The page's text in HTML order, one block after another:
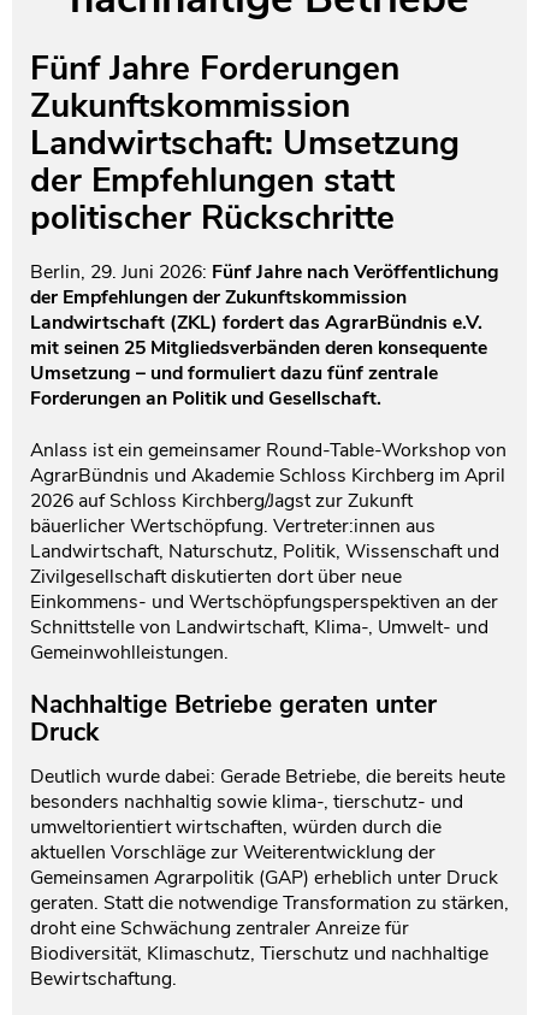
Fünf Jahre Forderungen
Zukunftskommission
Landwirtschaft: Umsetzung
der Empfehlungen statt
politischer Rückschritte
Berlin, 29. Juni 2026: Fünf Jahre nach Veröffentlichung
der Empfehlungen der Zukunftskommission
Landwirtschaft (ZKL) fordert das AgrarBündnis e.V.
mit seinen 25 Mitgliedsverbänden deren konsequente
Umsetzung – und formuliert dazu fünf zentrale
Forderungen an Politik und Gesellschaft.
Anlass ist ein gemeinsamer Round-Table-Workshop von
AgrarBündnis und Akademie Schloss Kirchberg im April
2026 auf Schloss Kirchberg/Jagst zur Zukunft
bäuerlicher Wertschöpfung. Vertreter:innen aus
Landwirtschaft, Naturschutz, Politik, Wissenschaft und
Zivilgesellschaft diskutierten dort über neue
Einkommens- und Wertschöpfungsperspektiven an der
Schnittstelle von Landwirtschaft, Klima-, Umwelt- und
Gemeinwohlleistungen.
Nachhaltige Betriebe geraten unter
Druck
Deutlich wurde dabei: Gerade Betriebe, die bereits heute
besonders nachhaltig sowie klima-, tierschutz- und
umweltorientiert wirtschaften, würden durch die
aktuellen Vorschläge zur Weiterentwicklung der
Gemeinsamen Agrarpolitik (GAP) erheblich unter Druck
geraten. Statt die notwendige Transformation zu stärken,
droht eine Schwächung zentraler Anreize für
Biodiversität, Klimaschutz, Tierschutz und nachhaltige
Bewirtschaftung.